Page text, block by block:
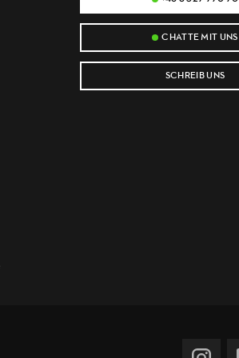
CHATTE MIT UNS
SCHREIB UNS